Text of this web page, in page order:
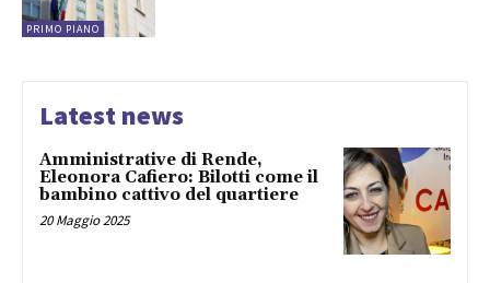
PRIMO PIANO
Latest news
Amministrative di Rende,
Eleonora Cafiero: Bilotti come il
bambino cattivo del quartiere
20 Maggio 2025